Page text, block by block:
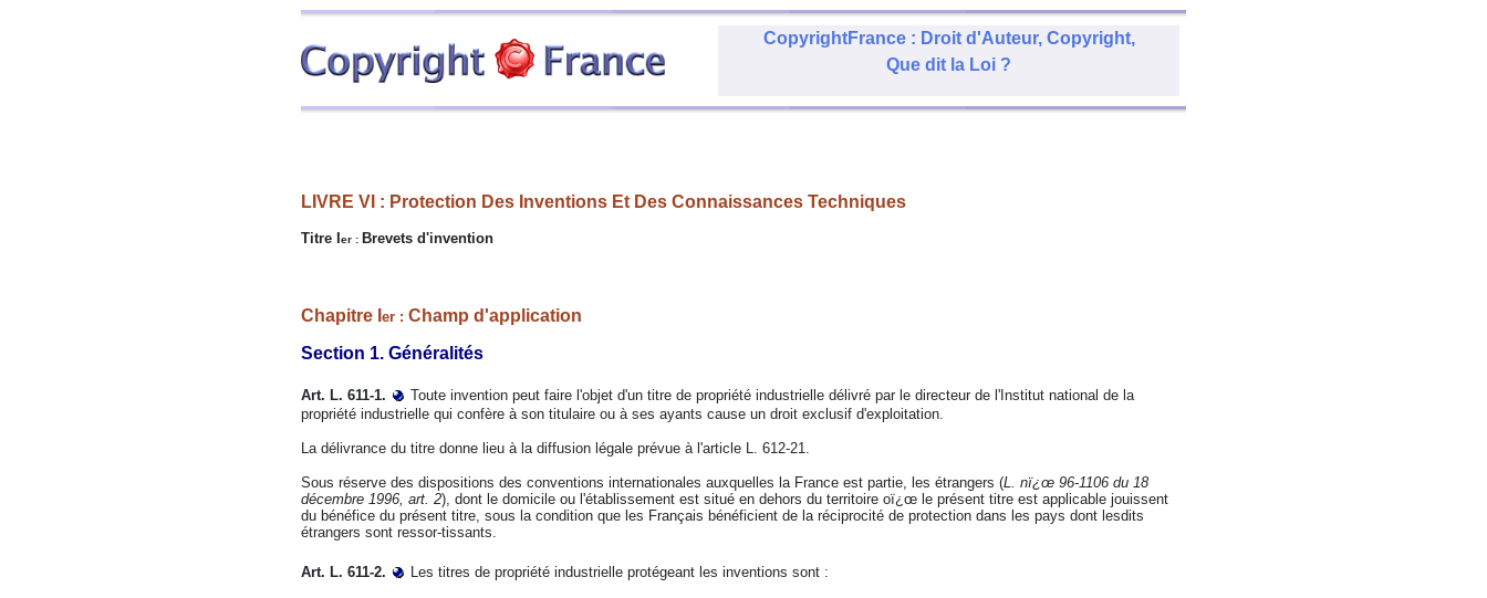
CopyrightFrance : Droit d'Auteur, Copyright,
Que dit la Loi ?
LIVRE VI : Protection Des Inventions Et Des Connaissances Techniques
Titre I er : Brevets d'invention
Chapitre I er : Champ d'application
Section 1. Généralités
Art. L. 611-1.
Toute invention peut faire l'objet d'un titre de propriété industrielle délivré par le directeur de l'Institut national de la
propriété industrielle qui confère à son titulaire ou à ses ayants cause un droit exclusif d'exploitation.
La délivrance du titre donne lieu à la diffusion légale prévue à l'article L. 612-21.
Sous réserve des dispositions des conventions internationales auxquelles la France est partie, les étrangers (L. nï¿œ 96-1106 du 18
décembre 1996, art. 2), dont le domicile ou l'établissement est situé en dehors du territoire oï¿œ le présent titre est applicable jouissent
du bénéfice du présent titre, sous la condition que les Français bénéficient de la réciprocité de protection dans les pays dont lesdits
étrangers sont ressor-tissants.
Art. L. 611-2. Les titres de propriété industrielle protégeant les inventions sont :